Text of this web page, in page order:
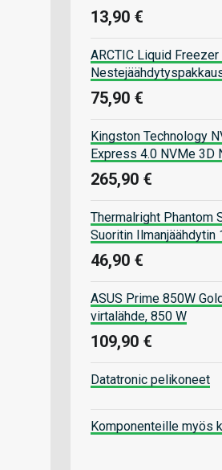
13,90 €
ARCTIC Liquid
75,90 €
Kingston Technology
Express 4.0 NVMe 3D
265,90 €
Thermalright Phantom
Suoritin
46,90 €
ASUS Prime 850W
virtalähde, 850 W
109,90 €
Datatronic pelikoneet
Komponenteille myös